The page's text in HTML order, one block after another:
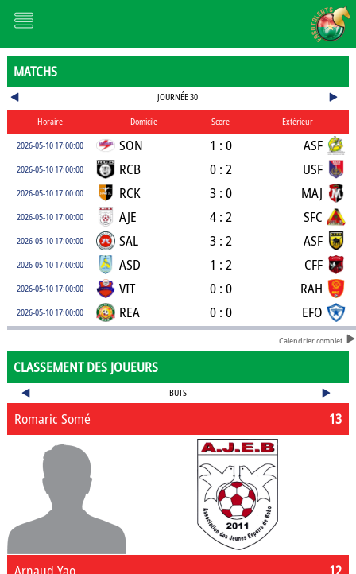
MATCHS
JOURNÉE 30
Horaire Domicile Score
Extérieur
2026-05-10 17:00:00
SON 1 : 0 ASF
2026-05-10 17:00:00 RCB 0 : 2 USF
2026-05-10 17:00:00 RCK 3 : 0 MAJ
2026-05-10 17:00:00 AJE 4 : 2 SFC
2026-05-10 17:00:00 SAL 3 : 2 ASF
2026-05-10 17:00:00 ASD 1 : 2 CFF
2026-05-10 17:00:00 VIT 0 : 0 RAH
2026-05-10 17:00:00 REA 0 : 0 EFO
Calendrier complet
CLASSEMENT DES JOUEURS
BUTS
13
Romaric Somé